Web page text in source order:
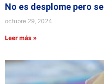
No es desplome pero
octubre 29, 2024
Leer más »